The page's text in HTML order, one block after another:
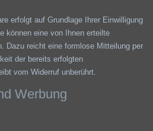
erfolgt auf Grundlage Ihrer Einwilligung
können eine von Ihnen erteilte
Dazu reicht eine formlose Mitteilung per
der bereits erfolgten
vom Widerruf unberührt.
Werbung